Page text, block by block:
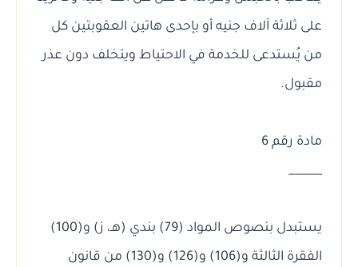
على ثلاثة آلاف جنيه أو بإحدى هاتين العقوبتين كل
من يُستدعى للخدمة في الاحتياط ويتخلف دون عذر
مقبول.
مادة رقم 6
______
يستبدل بنصوص المواد (79) بندي (هـ، ز) و(100)
الفقرة الثالثة و(106) و(126) و(130) من قانون